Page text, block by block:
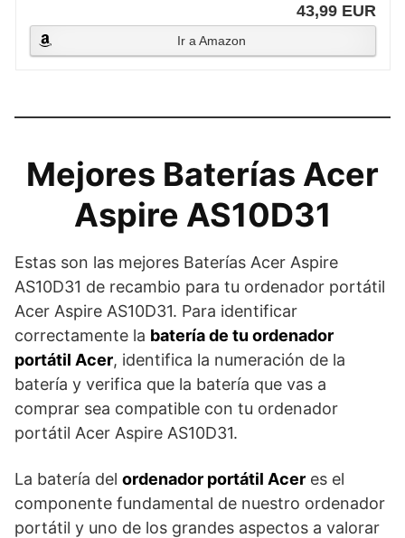
43,99 EUR
Ir a Amazon
Mejores Baterías Acer
Aspire AS10D31
Estas son las mejores Baterías Acer Aspire
AS10D31 de recambio para tu ordenador portátil
Acer Aspire AS10D31. Para identificar
correctamente la batería de tu ordenador
portátil Acer, identifica la numeración de la
batería y verifica que la batería que vas a
comprar sea compatible con tu ordenador
portátil Acer Aspire AS10D31.
La batería del ordenador portátil Acer es el
componente fundamental de nuestro ordenador
portátil y uno de los grandes aspectos a valorar